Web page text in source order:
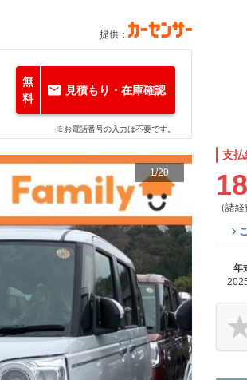
提供：
無
料
見積もり・在庫確認
※お電話番号の入力は不要です。
1/20
支払
（諸
年